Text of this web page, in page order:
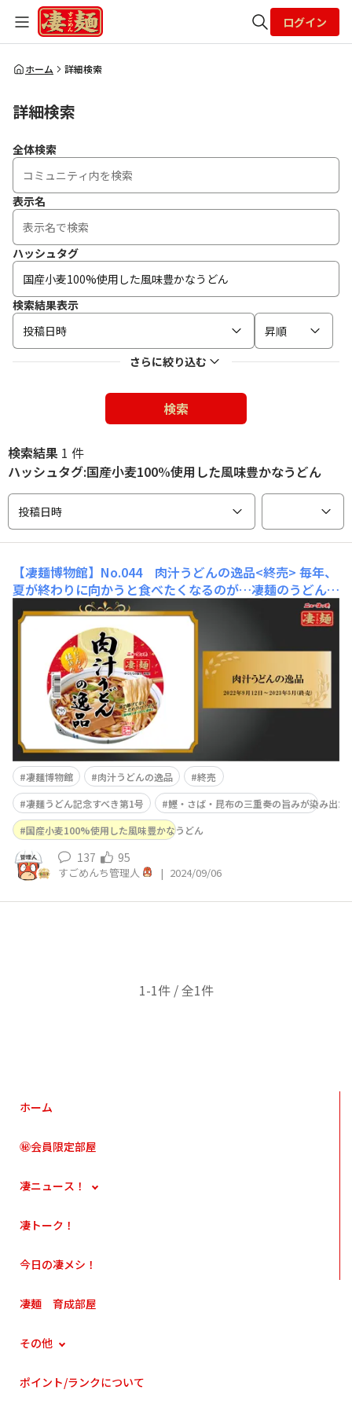
全体検索
ログイン
ホーム 詳細検索
詳細検索
全体検索
表示名
ハッシュタグ
検索結果表示
投稿日時
昇順
さらに絞り込む
検索
検索結果 1 件
ハッシュタグ:国産小麦100%使用した風味豊かなうどん
投稿日時
【凄麺博物館】No.044 肉汁うどんの逸品<終売> 毎年、
夏が終わりに向かうと食べたくなるのが…凄麺のうどん。
10年の開発期間を経て、2022年に遂に初登場！そんな凄
麺 うどんの記念すべき第１号商品がこちら「肉汁うどん
の逸品」です！うどんのポイントは、ラーメンよりも太
く、もちもち食感を楽しめる麺がつくれるかどうか…"ラ
ーメンができるならうどんもできる
凄麺博物館 肉汁うどんの逸品
終売
凄麺うどん記念すべき第1号
鰹・さば・昆布の三重奏の旨みが染み出
国産小麦100%使用した風味豊かなうどん
137 95
すごめんち管理人 | 2024/09/06
1-1件 / 全1件
ホーム
㊙会員限定部屋
凄ニュース！
凄トーク！
今日の凄メシ！
凄麺 育成部屋
その他
ポイント/ランクについて